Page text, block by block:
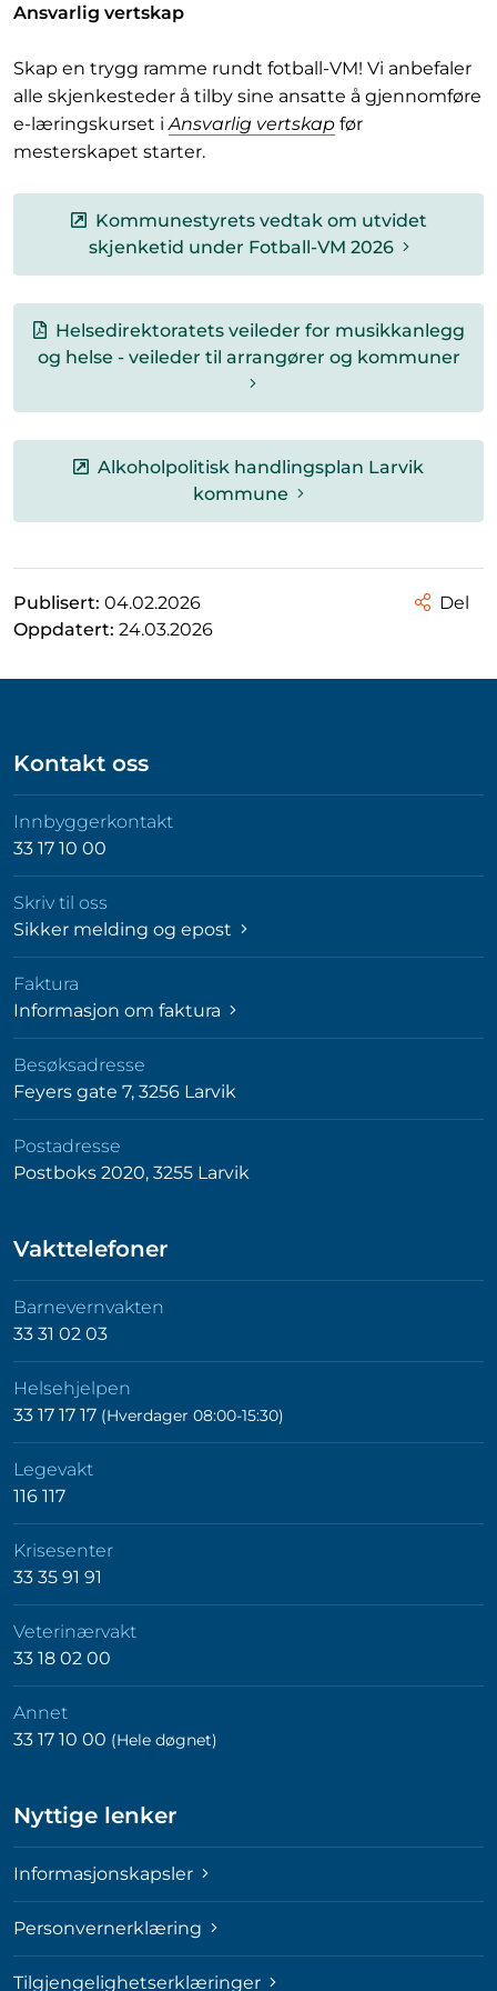
Ansvarlig vertskap
Skap en trygg ramme rundt fotball-VM! Vi anbefaler
alle skjenkesteder å tilby sine ansatte å gjennomføre
e-læringskurset i Ansvarlig vertskap før
mesterskapet starter.
Kommunestyrets vedtak om utvidet
skjenketid under Fotball-VM 2026
Helsedirektoratets veileder for musikkanlegg
og helse - veileder til arrangører og kommuner
Alkoholpolitisk handlingsplan Larvik
kommune
Publisert: 04.02.2026
Oppdatert: 24.03.2026
Del
Kontakt oss
Innbyggerkontakt
33 17 10 00
Skriv til oss
Sikker melding og epost
Faktura
Informasjon om faktura
Besøksadresse
Feyers gate 7, 3256 Larvik
Postadresse
Postboks 2020, 3255 Larvik
Vakttelefoner
Barnevernvakten
33 31 02 03
Helsehjelpen
33 17 17 17 (Hverdager 08:00-15:30)
Legevakt
116 117
Krisesenter
33 35 91 91
Veterinærvakt
33 18 02 00
Annet
33 17 10 00 (Hele døgnet)
Nyttige lenker
Informasjonskapsler
Personvernerklæring
Tilgjengelighetserklæringer